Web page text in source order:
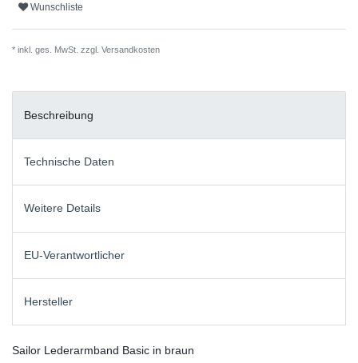
Wunschliste
* inkl. ges. MwSt. zzgl. Versandkosten
Beschreibung
Technische Daten
Weitere Details
EU-Verantwortlicher
Hersteller
Sailor Lederarmband Basic in braun